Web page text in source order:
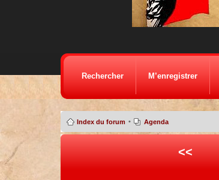
Rechercher M’enregistrer
Index du forum • Agenda
<<